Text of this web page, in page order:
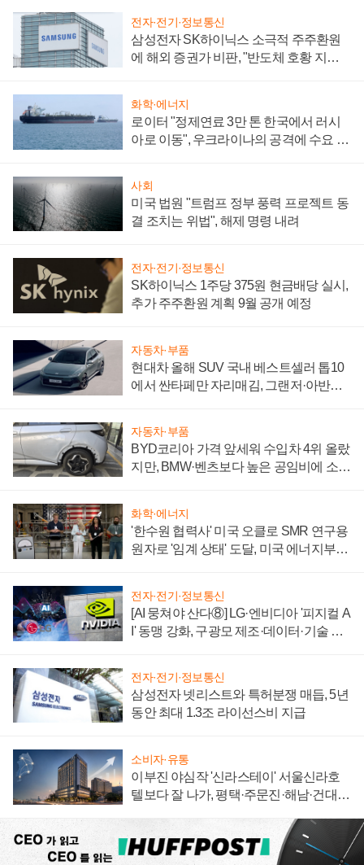
전자·전기·정보통신
삼성전자 SK하이닉스 소극적 주주환원
에 해외 증권가 비판, "반도체 호황 지속
화학·에너지
로이터 "정제연료 3만 톤 한국에서 러시
아로 이동", 우크라이나의 공격에 수요 늘
사회
미국 법원 "트럼프 정부 풍력 프로젝트 동
결 조치는 위법", 해제 명령 내려
전자·전기·정보통신
SK하이닉스 1주당 375원 현금배당 실시,
추가 주주환원 계획 9월 공개 예정
자동차·부품
현대차 올해 SUV 국내 베스트셀러 톱10
에서 싼타페만 자리매김, 그랜저·아반떼
자동차·부품
BYD코리아 가격 앞세워 수입차 4위 올랐
지만, BMW·벤츠보다 높은 공임비에 소비
화학·에너지
'한수원 협력사' 미국 오클로 SMR 연구용
원자로 '임계 상태' 도달, 미국 에너지부
전자·전기·정보통신
[AI 뭉쳐야 산다⑧] LG·엔비디아 '피지컬 A
I' 동맹 강화, 구광모 제조·데이터·기술 결
전자·전기·정보통신
삼성전자 넷리스트와 특허분쟁 매듭, 5년
동안 최대 1.3조 라이선스비 지급
소비자·유통
이부진 야심작 '신라스테이' 서울신라호
텔보다 잘 나가, 평택·주문진·해남·건대로